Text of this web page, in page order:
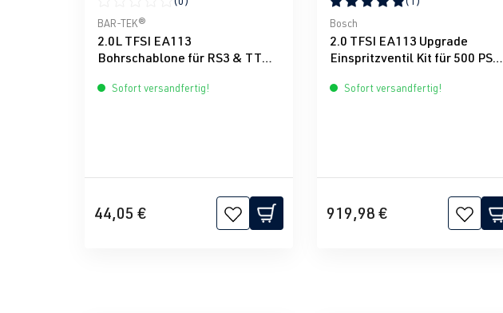
Durchschnittliche Bewertung von 0 von 5 Sternen
BAR-TEK®
2.0L TFSI EA113
Bohrschablone für RS3 & TTRS
Sofort versandfertig!
44,05 €
Durchschnittliche Bewertung
Bosch
2.0 TFSI EA113 Upgrade
Einspritzventil Kit für 500 PS
Sofort versandfertig!
919,98 €